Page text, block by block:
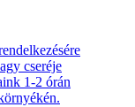
cseréje
1-2 órán